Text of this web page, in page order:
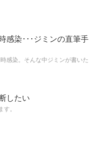
感染･･･ジミンの直筆手
感染。そんな中ジミンが書いた
したい
。